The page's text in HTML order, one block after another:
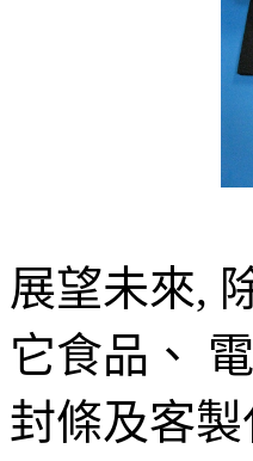
展望未來,
它食品、
封條及客